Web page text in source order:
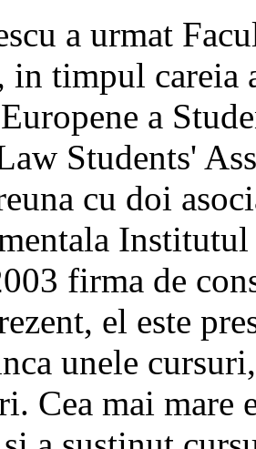
a urmat
in timpul careia
a
Students'
cu doi
firma de
el este
unele
Cea mai mare